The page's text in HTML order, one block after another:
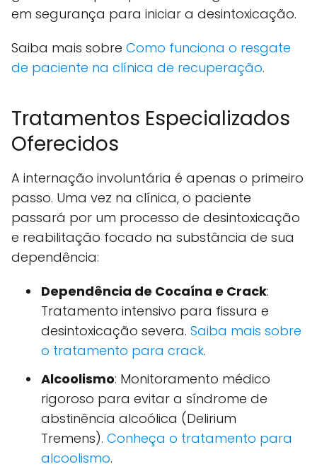
em segurança para iniciar a desintoxicação.
Saiba mais sobre Como funciona o resgate
de paciente na clínica de recuperação.
Tratamentos Especializados
Oferecidos
A internação involuntária é apenas o primeiro
passo. Uma vez na clínica, o paciente
passará por um processo de desintoxicação
e reabilitação focado na substância de sua
dependência:
Dependência de Cocaína e Crack:
Tratamento intensivo para fissura e
desintoxicação severa. Saiba mais sobre
o tratamento para crack.
Alcoolismo: Monitoramento médico
rigoroso para evitar a síndrome de
abstinência alcoólica (Delirium
Tremens). Conheça o tratamento para
alcoolismo.